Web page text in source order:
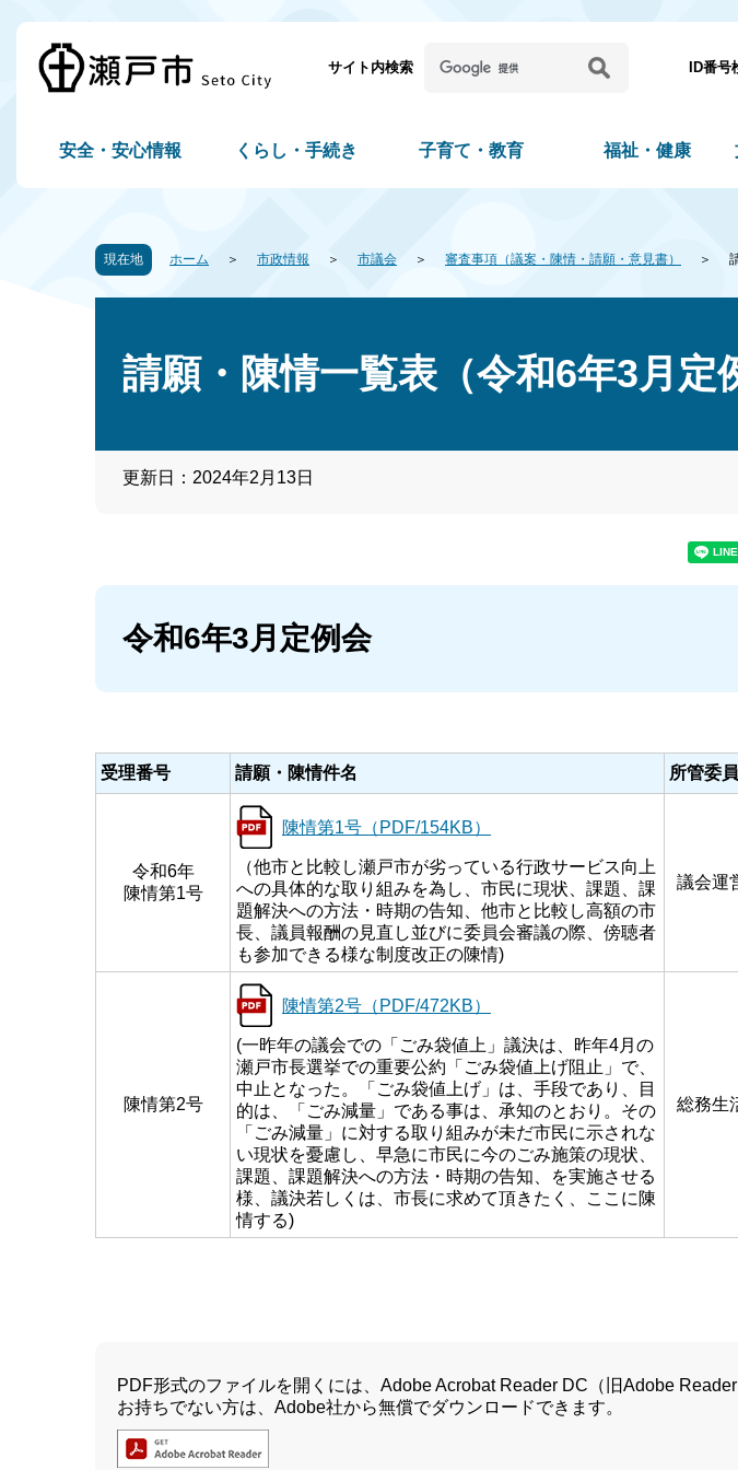
サイト内検索 ID番号
安全・安心情報 くらし・手続き 子育て・教育 福祉・健康
現在地 ホーム 市政情報 市議会 審査事項（議案・陳情・請願・意見書）
請願・陳情一覧表（令和6年3月定
更新日：2024年2月13日
令和6年3月定例会
受理番号 請願・陳情件名 所管委
令和6年
陳情第1号
陳情第1号（PDF/154KB）
（他市と比較し瀬戸市が劣っている行政サービス向上
への具体的な取り組みを為し、市民に現状、課題、課
題解決への方法・時期の告知、他市と比較し高額の市
長、議員報酬の見直し並びに委員会審議の際、傍聴者
も参加できる様な制度改正の陳情)
議会運
陳情第2号
陳情第2号（PDF/472KB）
(一昨年の議会での「ごみ袋値上」議決は、昨年4月の
瀬戸市長選挙での重要公約「ごみ袋値上げ阻止」で、
中止となった。「ごみ袋値上げ」は、手段であり、目
的は、「ごみ減量」である事は、承知のとおり。その
「ごみ減量」に対する取り組みが未だ市民に示されな
い現状を憂慮し、早急に市民に今のごみ施策の現状、
課題、課題解決への方法・時期の告知、を実施させる
様、議決若しくは、市長に求めて頂きたく、ここに陳
情する)
総務生
PDF形式のファイルを開くには、Adobe Acrobat Reader DC（旧Adobe Reader
お持ちでない方は、Adobe社から無償でダウンロードできます。